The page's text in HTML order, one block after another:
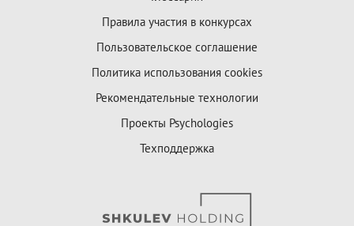
Правила участия в конкурсах
Пользовательское соглашение
Политика использования cookies
Рекомендательные технологии
Проекты Psychologies
Техподдержка